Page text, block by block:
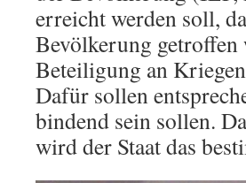
erreicht werden soll,
Bevölkerung getroffen
Beteiligung an
Dafür sollen
bindend sein sollen.
wird der Staat das